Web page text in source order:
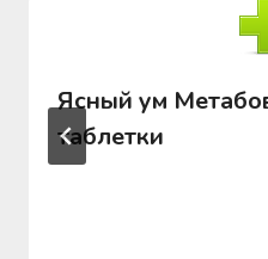
Ясный ум
таблетки